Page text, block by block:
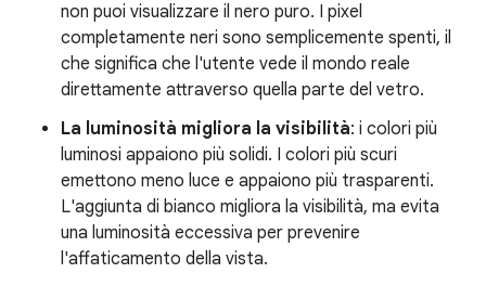
non puoi visualizzare il nero puro. I pixel
completamente neri sono semplicemente spenti, il
che significa che l'utente vede il mondo reale
direttamente attraverso quella parte del vetro.
La luminosità migliora la visibilità: i colori più
luminosi appaiono più solidi. I colori più scuri
emettono meno luce e appaiono più trasparenti.
L'aggiunta di bianco migliora la visibilità, ma evita
una luminosità eccessiva per prevenire
l'affaticamento della vista.